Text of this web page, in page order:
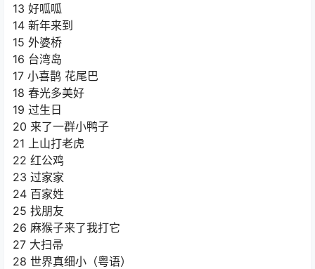
13 好呱呱
14 新年来到
15 外婆桥
16 台湾岛
17 小喜鹊 花尾巴
18 春光多美好
19 过生日
20 来了一群小鸭子
21 上山打老虎
22 红公鸡
23 过家家
24 百家姓
25 找朋友
26 麻猴子来了我打它
27 大扫帚
28 世界真细小（粤语）